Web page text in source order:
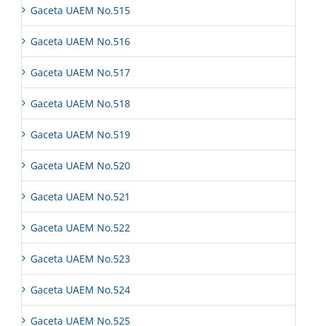
Gaceta UAEM No.515
Gaceta UAEM No.516
Gaceta UAEM No.517
Gaceta UAEM No.518
Gaceta UAEM No.519
Gaceta UAEM No.520
Gaceta UAEM No.521
Gaceta UAEM No.522
Gaceta UAEM No.523
Gaceta UAEM No.524
Gaceta UAEM No.525